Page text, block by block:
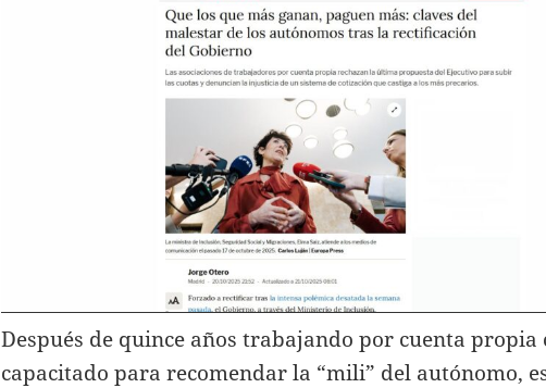
Después de quince años trabajando por cuenta propia
capacitado para recomendar la “mili” del autónomo,